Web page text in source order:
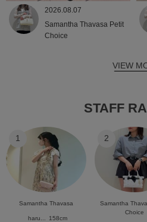
2026.08.07
Samantha Thavasa Petit
Choice
VIEW
STAFF
1
Samantha Thavasa
haru... 158cm
2
Samantha
Choice